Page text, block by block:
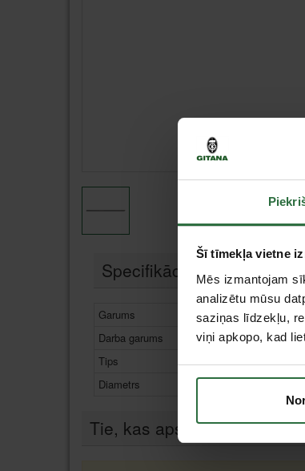
Šī tīmekļa vietne
Mēs izmantojam
analizētu mūsu
saziņas līdzekļu,
viņi apkopo, kad
Specifikācija
Garums
Darba garums
Tips
Diametrs
Tie, kas apskatīja šo preci,